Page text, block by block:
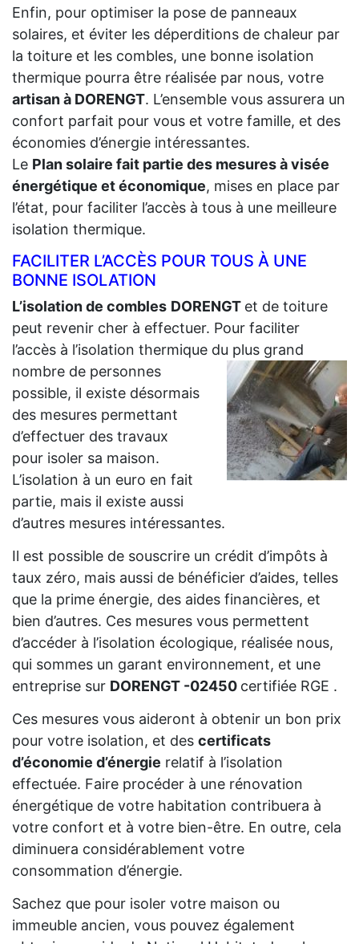
Enfin, pour optimiser la pose de panneaux
solaires, et éviter les déperditions de chaleur par
la toiture et les combles, une bonne isolation
thermique pourra être réalisée par nous, votre
artisan à DORENGT. L’ensemble vous assurera un
confort parfait pour vous et votre famille, et des
économies d’énergie intéressantes.
Le Plan solaire fait partie des mesures à visée
énergétique et économique, mises en place par
l’état, pour faciliter l’accès à tous à une meilleure
isolation thermique.
FACILITER L’ACCÈS POUR TOUS À UNE
BONNE ISOLATION
L’isolation de combles DORENGT et de toiture
peut revenir cher à effectuer. Pour faciliter
l’accès à l’isolation thermique du plus grand
nombre de personnes
possible, il existe désormais
des mesures permettant
d’effectuer des travaux
pour isoler sa maison.
L’isolation à un euro en fait
partie, mais il existe aussi
d’autres mesures intéressantes.
Il est possible de souscrire un crédit d’impôts à
taux zéro, mais aussi de bénéficier d’aides, telles
que la prime énergie, des aides financières, et
bien d’autres. Ces mesures vous permettent
d’accéder à l’isolation écologique, réalisée nous,
qui sommes un garant environnement, et une
entreprise sur DORENGT -02450 certifiée RGE .
Ces mesures vous aideront à obtenir un bon prix
pour votre isolation, et des certificats
d’économie d’énergie relatif à l’isolation
effectuée. Faire procéder à une rénovation
énergétique de votre habitation contribuera à
votre confort et à votre bien-être. En outre, cela
diminuera considérablement votre
consommation d’énergie.
Sachez que pour isoler votre maison ou
immeuble ancien, vous pouvez également